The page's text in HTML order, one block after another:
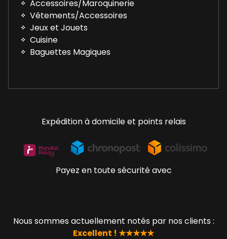
Accessoires/Maroquinerie
Vêtements/Accessoires
Jeux et Jouets
Cuisine
Baguettes Magiques
Expédition à domicile et points relais
Payez en toute sécurité avec
Nous sommes actuellement notés par nos clients :
Excellent ! ★★★★★